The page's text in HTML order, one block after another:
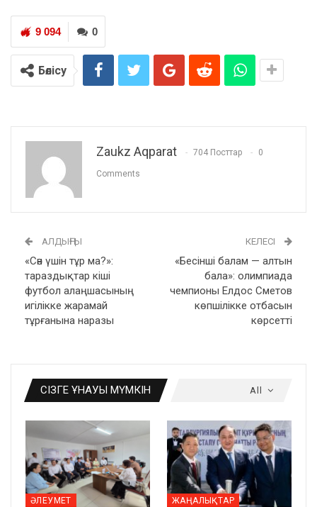
0
9 094
Бөлісу
Zaukz Aqparat 704 Посттар 0
Comments
АЛДЫҢҒЫ
«Сән үшін тұр ма?»:
тараздықтар кіші
футбол алаңшасының
игілікке жарамай
тұрғанына наразы
КЕЛЕСІ
«Бесінші балам — алтын
бала»: олимпиада
чемпионы Елдос Сметов
көпшілікке отбасын
көрсетті
All
СІЗГЕ ҰНАУЫ МҮМКІН
ӘЛЕУМЕТ ЖАҢАЛЫҚТАР